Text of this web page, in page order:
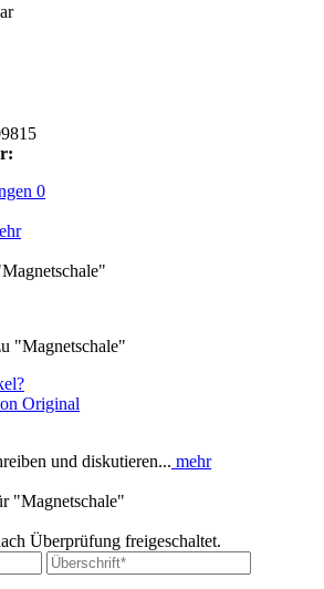
0
"Magnetschale"
Original
und diskutieren... mehr
"Magnetschale"
Überprüfung freigeschaltet.